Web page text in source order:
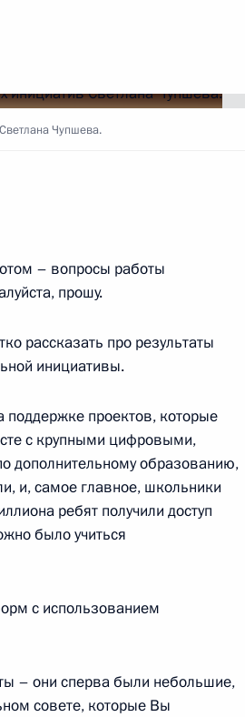
Светлана Чупшева.
– вопросы работы
прошу.
рассказать про результаты
инициативы.
проектов, которые
с крупными цифровыми,
дополнительному образованию,
и, самое главное, школьники
ребят получили доступ
было учиться
с использованием
– они сперва были небольшие,
совете, которые Вы